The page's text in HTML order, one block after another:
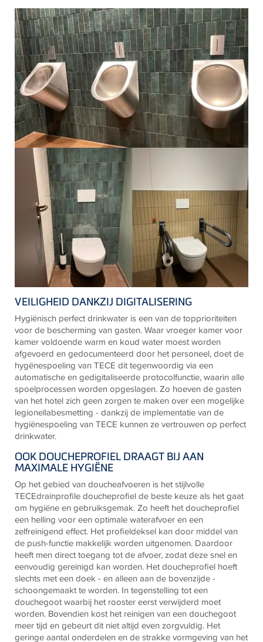
VEILIGHEID DANKZIJ DIGITALISERING
Hygiënisch perfect drinkwater is een van de topprioriteiten
voor de bescherming van gasten. Waar vroeger kamer voor
kamer voldoende warm en koud water moest worden
afgevoerd en gedocumenteerd door het personeel, doet de
hygënespoeling vanTECE dit tegenwoordig via een
automatische en gedigitaliseerde protocolfunctie, waarin alle
spoelprocessen worden opgeslagen. Zo hoeven de gasten
van het hotel zich geen zorgen te maken over een mogelijke
legionellabesmetting - dankzij de implementatie van de
hygiënespoeling vanTECE kunnen ze vertrouwen op perfect
drinkwater.
OOK DOUCHEPROFIEL DRAAGT BIJ AAN
MAXIMALE HYGIËNE
Op het gebied van doucheafvoeren is het stijlvolle
TECEdrainprofile doucheprofiel de beste keuze als het gaat
om hygiëne en gebruiksgemak. Zo heeft het doucheprofiel
een helling voor een optimale waterafvoer en een
zelfreinigend effect. Het profieldeksel kan door middel van
de push-functie makkelijk worden uitgenomen. Daardoor
heeft men direct toegang tot de afvoer, zodat deze snel en
eenvoudig gereinigd kan worden. Het doucheprofiel hoeft
slechts met een doek - en alleen aan de bovenzijde -
schoongemaakt te worden. In tegenstelling tot een
douchegoot waarbij het rooster eerst verwijderd moet
worden. Bovendien kost het reinigen van een douchegoot
meer tijd en gebeurt dit niet altijd even zorgvuldig. Het
geringe aantal onderdelen en de strakke vormgeving van het